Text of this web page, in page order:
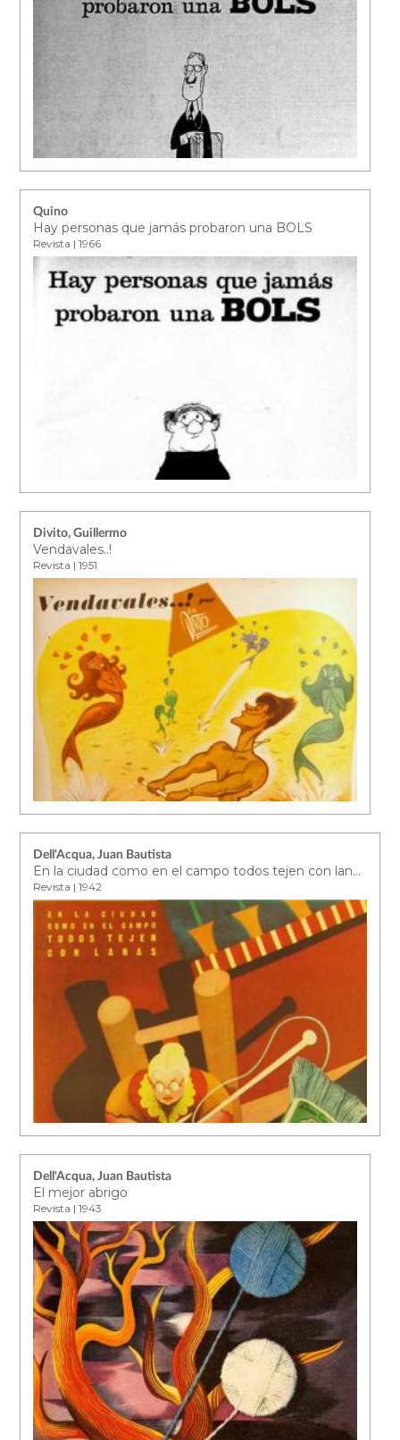
Quino
Hay personas que jamás probaron una BOLS
Revista | 1966
Divito, Guillermo
Vendavales..!
Revista | 1951
Dell'Acqua, Juan Bautista
En la ciudad como en el campo todos tejen con lanas Hetesia
Revista | 1942
Dell'Acqua, Juan Bautista
El mejor abrigo
Revista | 1943